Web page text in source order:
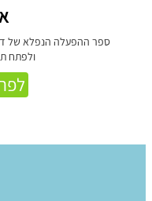
ספר ההפעלה הנפלא של
ולפתח